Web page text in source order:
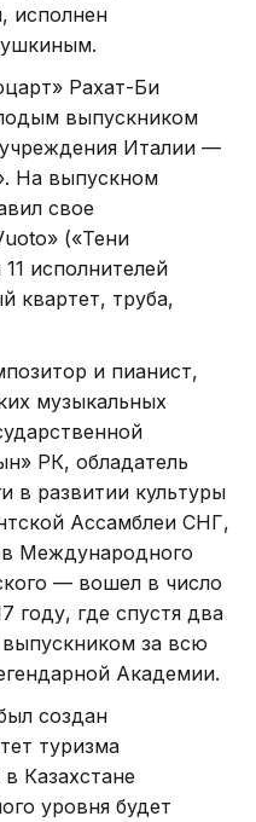
исполнен
Рахат-Би
выпускником
Италии —
На выпускном
свое
(«Тени
исполнителей
квартет, труба,
и пианист,
музыкальных
РК, обладатель
в развитии культуры
Ассамблеи СНГ,
Международного
— вошел в число
году, где спустя два
за всю
Академии.
создан
туризма
Казахстане
уровня будет